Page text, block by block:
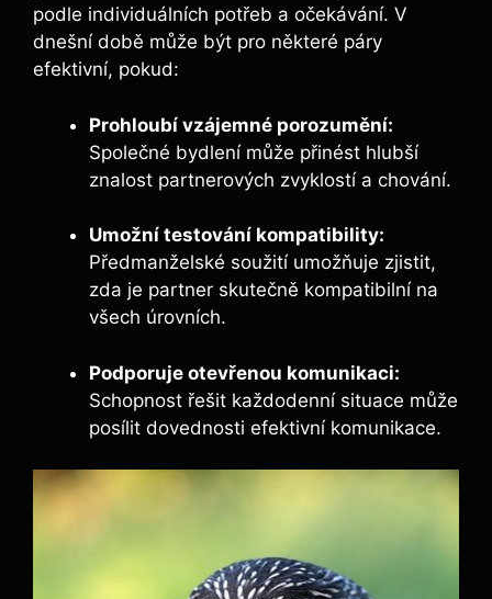
podle individuálních potřeb a očekávání. V
dnešní době může být pro některé páry
efektivní, pokud:
Prohloubí vzájemné porozumění:
Společné bydlení může přinést hlubší
znalost partnerových zvyklostí a chování.
Umožní testování kompatibility:
Předmanželské soužití umožňuje zjistit,
zda je partner skutečně kompatibilní na
všech úrovních.
Podporuje otevřenou komunikaci:
Schopnost řešit každodenní situace může
posílit dovednosti efektivní komunikace.